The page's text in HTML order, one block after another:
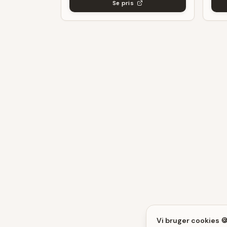
Se pris
Vi bruger cookies 🍪